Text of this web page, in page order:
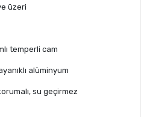
üzeri
temperli cam
alüminyum
su geçirmez